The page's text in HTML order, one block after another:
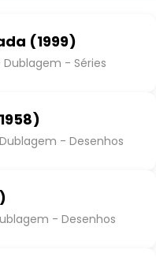
(1999)
- Séries
- Desenhos
- Desenhos